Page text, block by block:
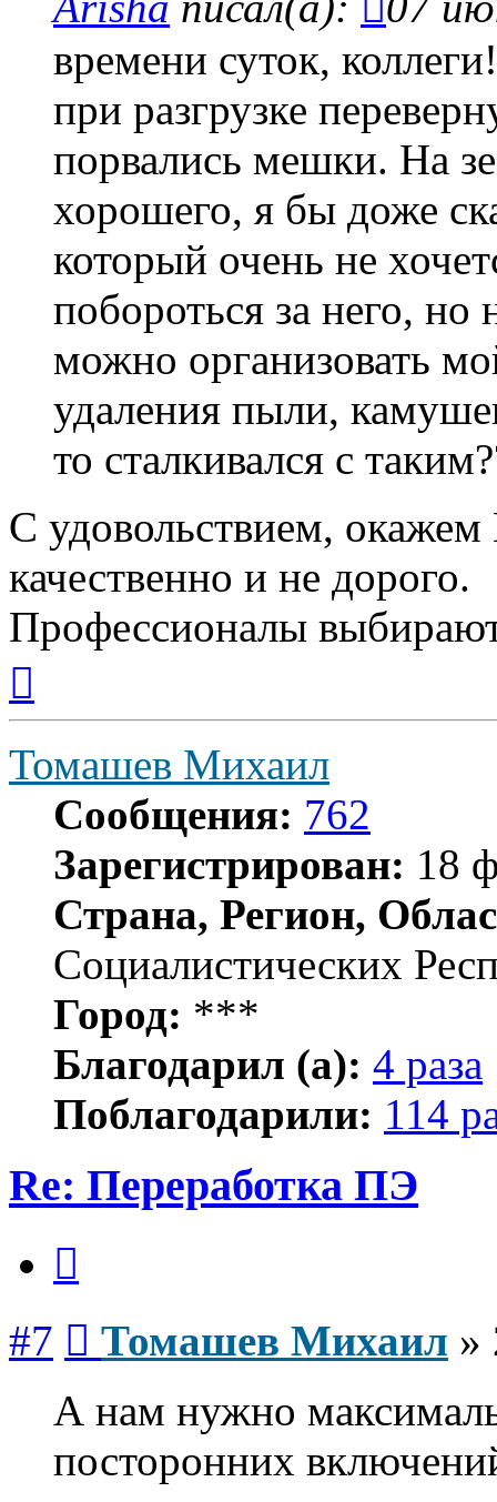
времени суток,
при разгрузке
порвались мешки. На
хорошего, я бы доже
который очень не
побороться за него,
можно организовать
удаления пыли,
то сталкивался с
С удовольствием,
качественно и не дорого.
Профессионалы
началу
Томашев Михаил
Сообщения: 762
Зарегистрирован: 18
Страна, Регион,
Социалистических
Город: ***
Благодарил (а): 4 раза
Поблагодарили: 114
Re: Переработка ПЭ
#7 Томашев Михаил »
А нам нужно
посторонних